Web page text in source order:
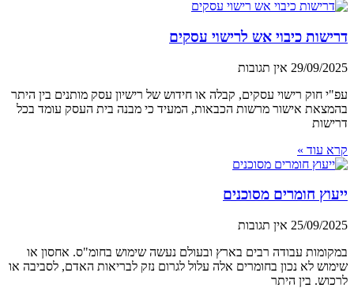
דרישות כיבוי אש לרישוי עסקים
29/09/2025 אין תגובות
עפ"י חוק רישוי עסקים, קבלה או חידוש של רישיון עסק מותנים בין היתר
בהמצאת אישור מרשות הכבאות, המעיד כי מבנה בית העסק עומד בכל
דרישות
קרא עוד »
ייעוץ חומרים מסוכנים
25/09/2025 אין תגובות
במקומות עבודה רבים בארץ ובעולם נעשה שימוש בחומ"ס. אחסון או
שימוש לא נכון בחומרים אלה עלול לגרום נזק לבריאות האדם, לסביבה או
לרכוש. בין היתר